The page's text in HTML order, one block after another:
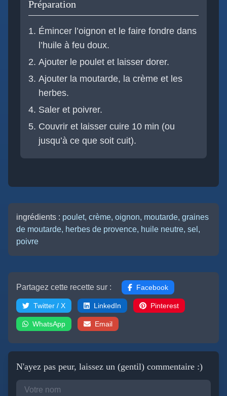
Préparation
Émincer l’oignon et le faire fondre dans
l’huile à feu doux.
Ajouter le poulet et laisser dorer.
Ajouter la moutarde, la crème et les
herbes.
Saler et poivrer.
Couvrir et laisser cuire 10 min (ou
jusqu’à ce que soit cuit).
ingrédients : poulet, crème, oignon, moutarde, graines
de moutarde, herbes de provence, huile neutre, sel,
poivre
Partagez cette recette sur : Facebook
Twitter / X LinkedIn Pinterest
WhatsApp Email
N'ayez pas peur, laissez un (gentil) commentaire :)